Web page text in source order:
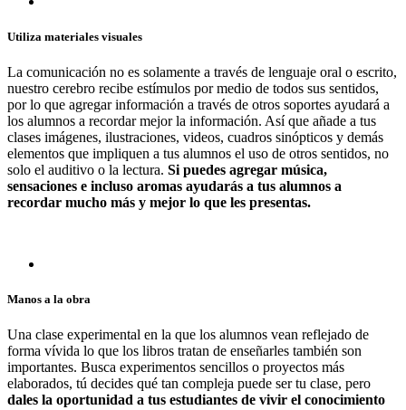
Utiliza materiales visuales
La comunicación no es solamente a través de lenguaje oral o escrito,
nuestro cerebro recibe estímulos por medio de todos sus sentidos,
por lo que agregar información a través de otros soportes ayudará a
los alumnos a recordar mejor la información. Así que añade a tus
clases imágenes, ilustraciones, videos, cuadros sinópticos y demás
elementos que impliquen a tus alumnos el uso de otros sentidos, no
solo el auditivo o la lectura. Si puedes agregar música,
sensaciones e incluso aromas ayudarás a tus alumnos a
recordar mucho más y mejor lo que les presentas.
Manos a la obra
Una clase experimental en la que los alumnos vean reflejado de
forma vívida lo que los libros tratan de enseñarles también son
importantes. Busca experimentos sencillos o proyectos más
elaborados, tú decides qué tan compleja puede ser tu clase, pero
dales la oportunidad a tus estudiantes de vivir el conocimiento